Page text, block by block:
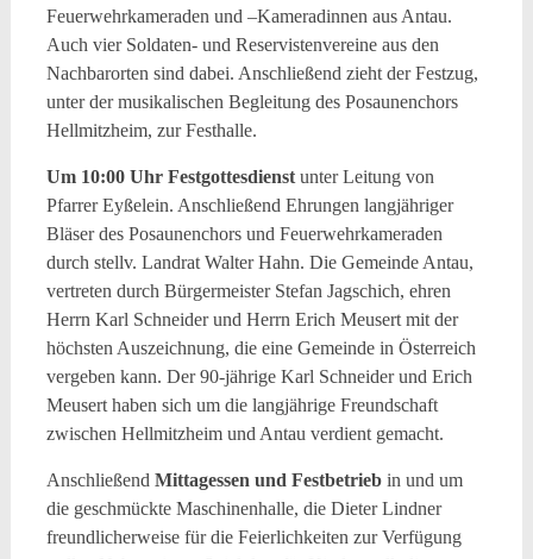
Feuerwehrkameraden und –Kameradinnen aus Antau.
Auch vier Soldaten- und Reservistenvereine aus den
Nachbarorten sind dabei. Anschließend zieht der Festzug,
unter der musikalischen Begleitung des Posaunenchors
Hellmitzheim, zur Festhalle.
Um 10:00 Uhr Festgottesdienst unter Leitung von
Pfarrer Eyßelein. Anschließend Ehrungen langjähriger
Bläser des Posaunenchors und Feuerwehrkameraden
durch stellv. Landrat Walter Hahn. Die Gemeinde Antau,
vertreten durch Bürgermeister Stefan Jagschich, ehren
Herrn Karl Schneider und Herrn Erich Meusert mit der
höchsten Auszeichnung, die eine Gemeinde in Österreich
vergeben kann. Der 90-jährige Karl Schneider und Erich
Meusert haben sich um die langjährige Freundschaft
zwischen Hellmitzheim und Antau verdient gemacht.
Anschließend Mittagessen und Festbetriebin und um
die geschmückte Maschinenhalle, die Dieter Lindner
freundlicherweise für die Feierlichkeiten zur Verfügung